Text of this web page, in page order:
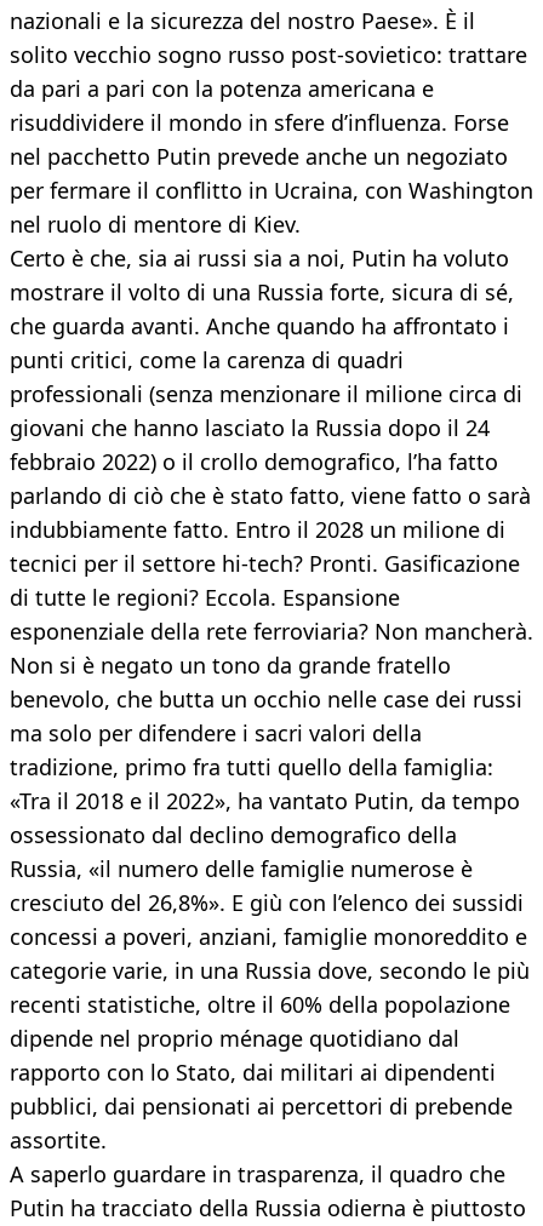
nazionali e la sicurezza del nostro Paese». È il
solito vecchio sogno russo post-sovietico: trattare
da pari a pari con la potenza americana e
risuddividere il mondo in sfere d’influenza. Forse
nel pacchetto Putin prevede anche un negoziato
per fermare il conflitto in Ucraina, con Washington
nel ruolo di mentore di Kiev.
Certo è che, sia ai russi sia a noi, Putin ha voluto
mostrare il volto di una Russia forte, sicura di sé,
che guarda avanti. Anche quando ha affrontato i
punti critici, come la carenza di quadri
professionali (senza menzionare il milione circa di
giovani che hanno lasciato la Russia dopo il 24
febbraio 2022) o il crollo demografico, l’ha fatto
parlando di ciò che è stato fatto, viene fatto o sarà
indubbiamente fatto. Entro il 2028 un milione di
tecnici per il settore hi-tech? Pronti. Gasificazione
di tutte le regioni? Eccola. Espansione
esponenziale della rete ferroviaria? Non mancherà.
Non si è negato un tono da grande fratello
benevolo, che butta un occhio nelle case dei russi
ma solo per difendere i sacri valori della
tradizione, primo fra tutti quello della famiglia:
«Tra il 2018 e il 2022», ha vantato Putin, da tempo
ossessionato dal declino demografico della
Russia, «il numero delle famiglie numerose è
cresciuto del 26,8%». E giù con l’elenco dei sussidi
concessi a poveri, anziani, famiglie monoreddito e
categorie varie, in una Russia dove, secondo le più
recenti statistiche, oltre il 60% della popolazione
dipende nel proprio ménage quotidiano dal
rapporto con lo Stato, dai militari ai dipendenti
pubblici, dai pensionati ai percettori di prebende
assortite.
A saperlo guardare in trasparenza, il quadro che
Putin ha tracciato della Russia odierna è piuttosto